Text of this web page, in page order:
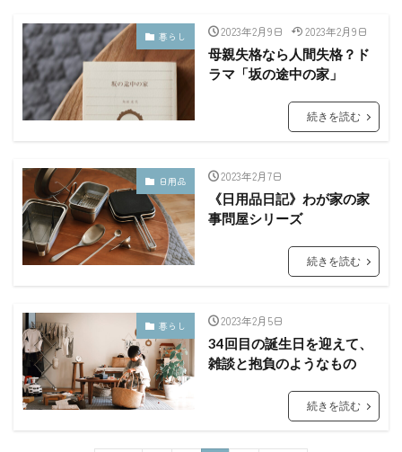
暮らし 2023年2月9日 2023年2月9日
母親失格なら人間失格？ド
ラマ「坂の途中の家」
続きを読む
日用品 2023年2月7日
《日用品日記》わが家の家
事問屋シリーズ
続きを読む
暮らし 2023年2月5日
34回目の誕生日を迎えて、
雑談と抱負のようなもの
続きを読む